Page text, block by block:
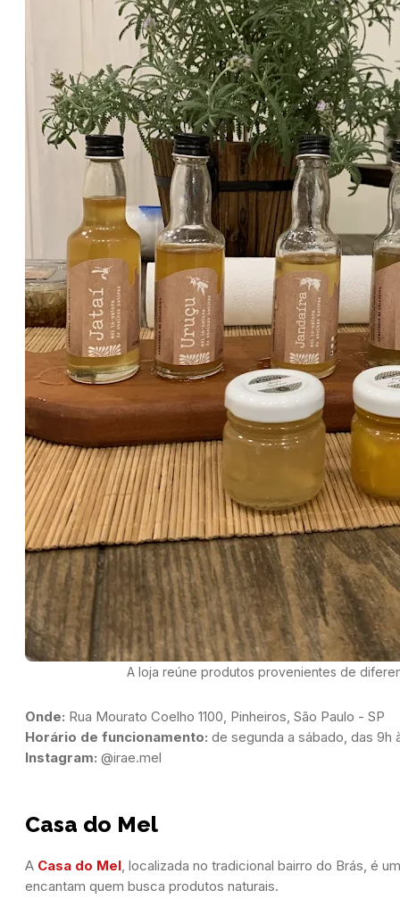
A loja reúne produtos provenientes de
Onde:
Horário de funcionamento:
Instagram: @irae.mel
Casa do Mel
A Casa do Mel, localizada no tradicional bairro do Brás, é
encantam quem busca produtos naturais.